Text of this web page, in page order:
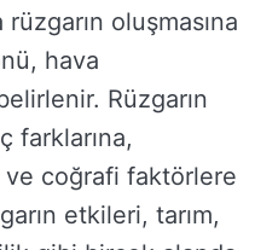
oluşmasına
hava
Rüzgarın
farklarına,
coğrafi faktörlere
etkileri, tarım,